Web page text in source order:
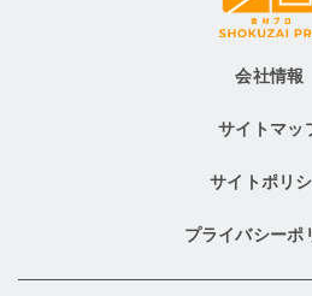
会社情報
サイトマッ
サイトポリ
プライバシーポ